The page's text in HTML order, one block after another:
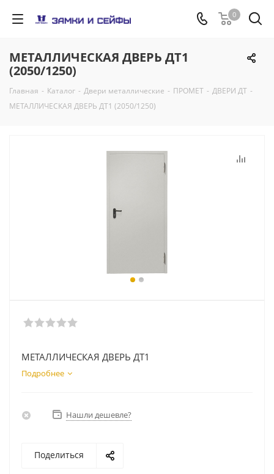
0
МЕТАЛЛИЧЕСКАЯ ДВЕРЬ ДТ1
(2050/1250)
Главная - Каталог - Двери металлические - ПРОМЕТ - ДВЕРИ ДТ -
МЕТАЛЛИЧЕСКАЯ ДВЕРЬ ДТ1 (2050/1250)
МЕТАЛЛИЧЕСКАЯ ДВЕРЬ ДТ1
Подробнее
Нашли дешевле?
Поделиться